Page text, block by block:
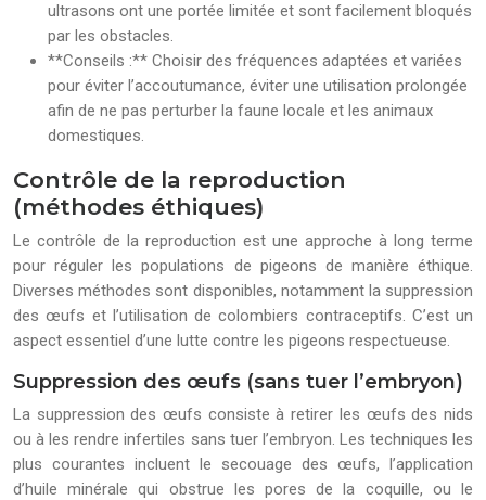
ultrasons ont une portée limitée et sont facilement bloqués
par les obstacles.
**Conseils :** Choisir des fréquences adaptées et variées
pour éviter l’accoutumance, éviter une utilisation prolongée
afin de ne pas perturber la faune locale et les animaux
domestiques.
Contrôle de la reproduction
(méthodes éthiques)
Le contrôle de la reproduction est une approche à long terme
pour réguler les populations de pigeons de manière éthique.
Diverses méthodes sont disponibles, notamment la suppression
des œufs et l’utilisation de colombiers contraceptifs. C’est un
aspect essentiel d’une lutte contre les pigeons respectueuse.
Suppression des œufs (sans tuer l’embryon)
La suppression des œufs consiste à retirer les œufs des nids
ou à les rendre infertiles sans tuer l’embryon. Les techniques les
plus courantes incluent le secouage des œufs, l’application
d’huile minérale qui obstrue les pores de la coquille, ou le